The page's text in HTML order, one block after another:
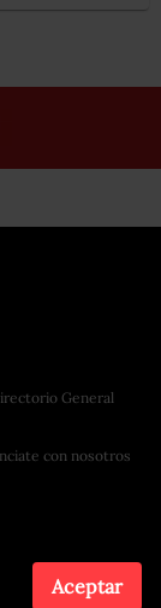
Aceptar
General
con nosotros